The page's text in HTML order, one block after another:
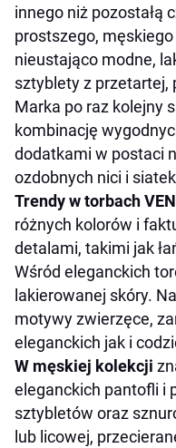
innego niż pozostałą
prostszego,
nieustająco modne,
sztyblety z przetartej,
Marka po raz kolejny
kombinację
dodatkami w postaci
ozdobnych nici i
Trendy w torbach
różnych kolorów i
detalami, takimi jak
Wśród eleganckich
lakierowanej skóry.
motywy zwierzęce,
eleganckich jak i
W męskiej kolekcji
eleganckich pantofli i
sztybletów oraz
lub licowej,